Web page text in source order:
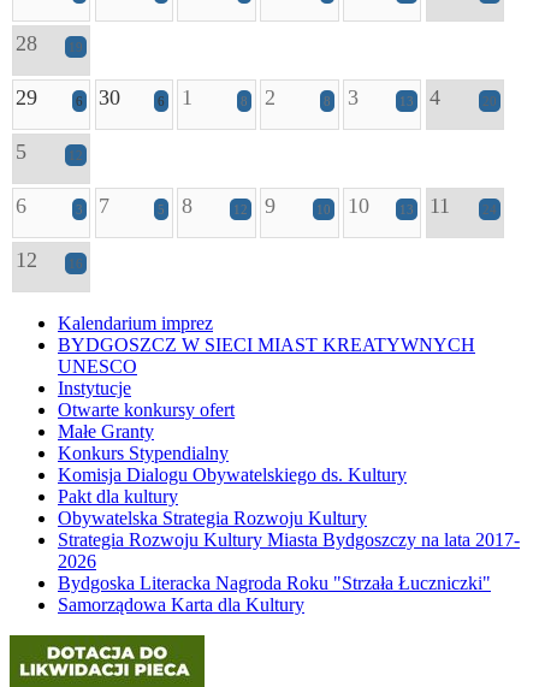
28 19
29 6 30 6 1 8 2 8 3 13 4 20
5 12
6 3 7 5 8 12 9 10 10 13 11 24
12 16
Kalendarium imprez
BYDGOSZCZ W SIECI MIAST KREATYWNYCH
UNESCO
Instytucje
Otwarte konkursy ofert
Małe Granty
Konkurs Stypendialny
Komisja Dialogu Obywatelskiego ds. Kultury
Pakt dla kultury
Obywatelska Strategia Rozwoju Kultury
Strategia Rozwoju Kultury Miasta Bydgoszczy na lata 2017-
2026
Bydgoska Literacka Nagroda Roku "Strzała Łuczniczki"
Samorządowa Karta dla Kultury